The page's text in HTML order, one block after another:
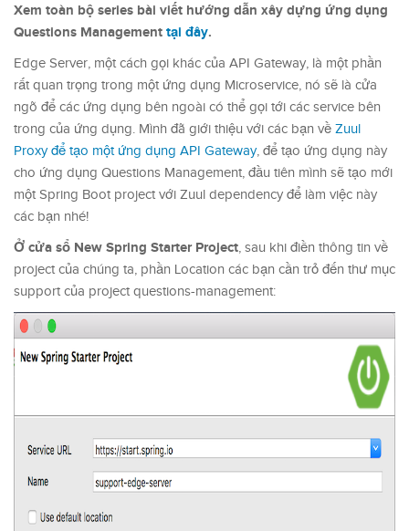
Xem toàn bộ series bài viết hướng dẫn xây dựng ứng dụng
Questions Management tại đây.
Edge Server, một cách gọi khác của API Gateway, là một phần
rất quan trọng trong một ứng dụng Microservice, nó sẽ là cửa
ngõ để các ứng dụng bên ngoài có thể gọi tới các service bên
trong của ứng dụng. Mình đã giới thiệu với các bạn về Zuul
Proxy để tạo một ứng dụng API Gateway, để tạo ứng dụng này
cho ứng dụng Questions Management, đầu tiên mình sẽ tạo mới
một Spring Boot project với Zuul dependency để làm việc này
các bạn nhé!
Ở cửa sổ New Spring Starter Project, sau khi điền thông tin về
project của chúng ta, phần Location các bạn cần trỏ đến thư mục
support của project questions-management: